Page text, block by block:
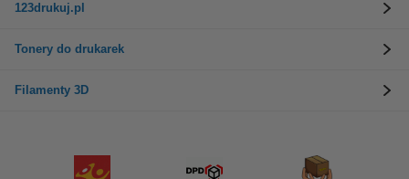
123drukuj.pl
Tonery do drukarek
Filamenty 3D